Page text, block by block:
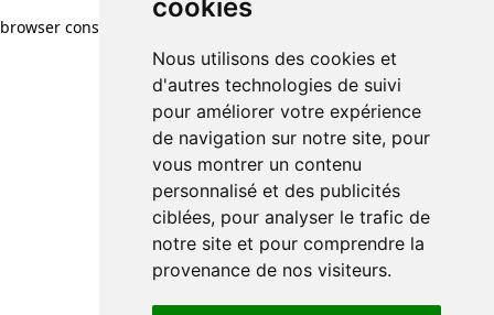
cookies
Nous utilisons des cookies et
d'autres technologies de suivi
pour améliorer votre expérience
de navigation sur notre site, pour
vous montrer un contenu
personnalisé et des publicités
ciblées, pour analyser le trafic de
notre site et pour comprendre la
provenance de nos visiteurs.
browser console for more information)